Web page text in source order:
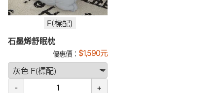
F(標配)
石墨烯舒眠枕
優惠價： $1,590元
- +